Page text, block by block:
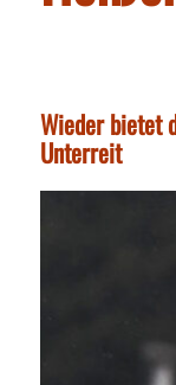
Wieder bietet
Unterreit